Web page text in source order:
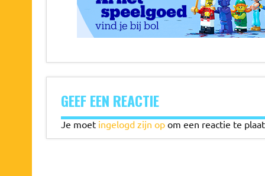
GEEF EEN REACTIE
Je moet ingelogd zijn opom een reactie te